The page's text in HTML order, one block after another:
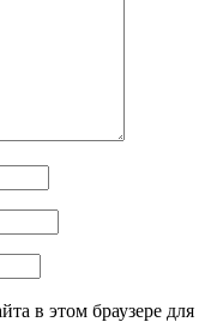
в этом браузере для